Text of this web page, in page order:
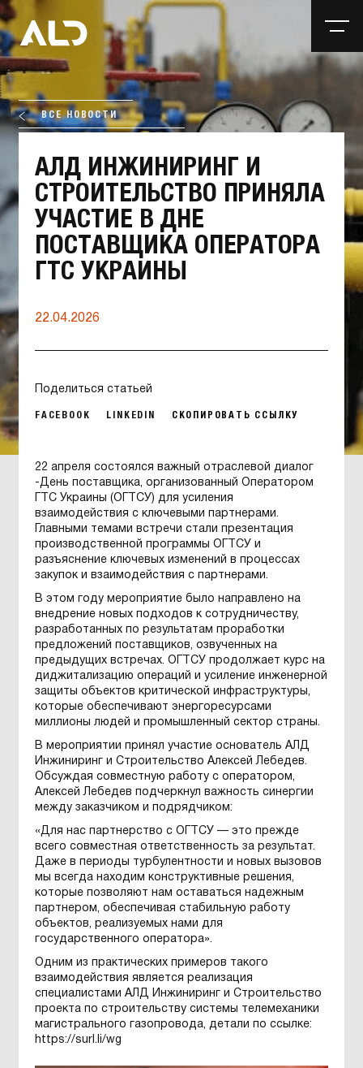
ВСЕ НОВОСТИ
АЛД ИНЖИНИРИНГ И
СТРОИТЕЛЬСТВО ПРИНЯЛА
УЧАСТИЕ В ДНЕ
ПОСТАВЩИКА ОПЕРАТОРА
ГТС УКРАИНЫ
22.04.2026
22 апреля состоялся важный отраслевой диалог
-День поставщика, организованный Оператором
ГТС Украины (ОГТСУ) для усиления
взаимодействия с ключевыми партнерами.
Главными темами встречи стали презентация
производственной программы ОГТСУ и
разъяснение ключевых изменений в процессах
закупок и взаимодействия с партнерами.
В этом году мероприятие было направлено на
внедрение новых подходов к сотрудничеству,
разработанных по результатам проработки
предложений поставщиков, озвученных на
предыдущих встречах. ОГТСУ продолжает курс на
диджитализацию операций и усиление инженерной
защиты объектов критической инфраструктуры,
которые обеспечивают энергоресурсами
миллионы людей и промышленный сектор страны.
В мероприятии принял участие основатель АЛД
Инжиниринг и Строительство Алексей Лебедев.
Обсуждая совместную работу с оператором,
Алексей Лебедев подчеркнул важность синергии
между заказчиком и подрядчиком:
«Для нас партнерство с ОГТСУ — это прежде
всего совместная ответственность за результат.
Даже в периоды турбулентности и новых вызовов
мы всегда находим конструктивные решения,
которые позволяют нам оставаться надежным
партнером, обеспечивая стабильную работу
объектов, реализуемых нами для
государственного оператора».
Одним из практических примеров такого
взаимодействия является реализация
специалистами АЛД Инжиниринг и Строительство
проекта по строительству системы телемеханики
магистрального газопровода, детали по ссылке:
https://surl.li/wg
Поделиться статьей
FACEBOOK LINKEDIN СКОПИРОВАТЬ ССЫЛКУ